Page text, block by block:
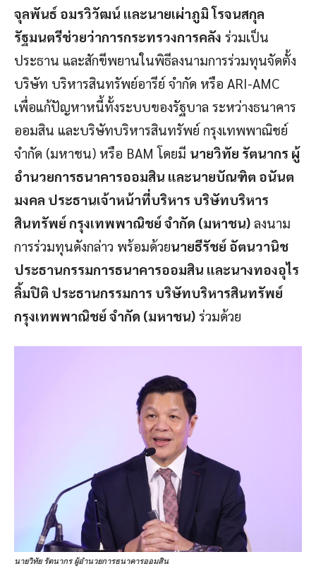
จุลพันธ์ อมรวิวัฒน์ และนายเผ่าภูมิ โรจนสกุล
รัฐมนตรีช่วยว่าการกระทรวงการคลัง ร่วมเป็น
ประธาน และสักขีพยานในพิธีลงนามการร่วมทุนจัดตั้ง
บริษัท บริหารสินทรัพย์อารีย์ จำกัด หรือ ARI-AMC
เพื่อแก้ปัญหาหนี้ทั้งระบบของรัฐบาล ระหว่างธนาคาร
ออมสิน และบริษัทบริหารสินทรัพย์ กรุงเทพพาณิชย์
จำกัด (มหาชน) หรือ BAM โดยมี นายวิทัย รัตนากร ผู้
อำนวยการธนาคารออมสิน และนายบัณฑิต อนันต
มงคล ประธานเจ้าหน้าที่บริหาร บริษัทบริหาร
สินทรัพย์ กรุงเทพพาณิชย์ จำกัด (มหาชน) ลงนาม
การร่วมทุนดังกล่าว พร้อมด้วยนายธีรัชย์ อัตนวานิช
ประธานกรรมการธนาคารออมสิน และนางทองอุไร
ลิ้มปิติ ประธานกรรมการ บริษัทบริหารสินทรัพย์
กรุงเทพพาณิชย์ จำกัด (มหาชน) ร่วมด้วย
นายวิทัย รัตนากร ผู้อำนวยการธนาคารออมสิน